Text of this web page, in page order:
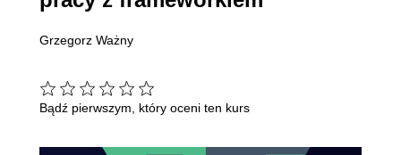
Grzegorz Ważny
Bądź pierwszym, który oceni ten kurs